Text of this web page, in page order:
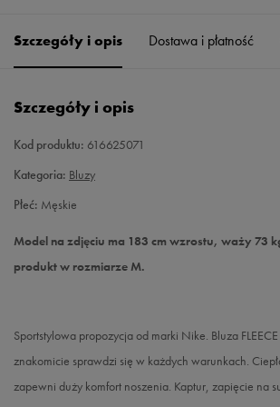
S Powiadom o dostępności
XL
XXXL Powiadom o dostępności
Szczegóły i opis Dostawa i płatność
Szczegóły i opis
Kod produktu: 616625071
Kategoria: Bluzy
Płeć: Męskie
Model na zdjęciu ma 183 cm wzrostu, waży 73
produkt w rozmiarze M.
Sportstylowa propozycja od marki Nike. Bluza
znakomicie sprawdzi się w każdych warunkach.
zapewni duży komfort noszenia. Kaptur, zapięcie na